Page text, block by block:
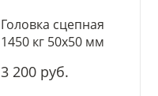
Головка сцепная
1450 кг 50х50 мм
3 200 руб.